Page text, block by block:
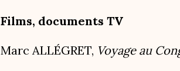
Films, documents TV
Marc ALLÉGRET, Voyage au